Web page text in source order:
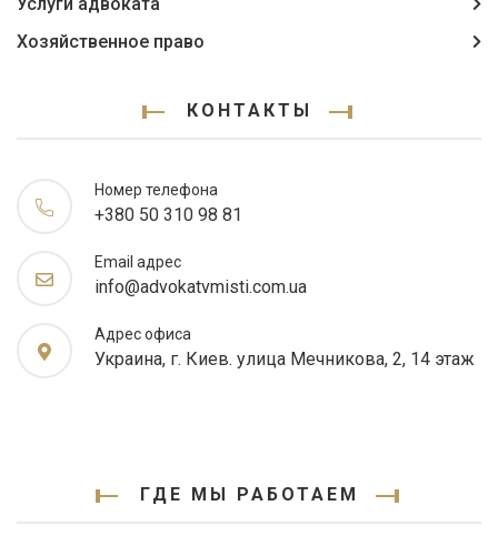
Хозяйственное право
КОНТАКТЫ
Номер телефона
+380 50 310 98 81
Email адрес
info@advokatvmisti.com.ua
Адрес офиса
Украина, г. Киев. улица Мечникова, 2, 14 этаж
ГДЕ МЫ РАБОТАЕМ